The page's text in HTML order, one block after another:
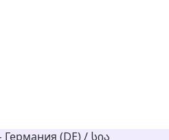
(DE) / სია